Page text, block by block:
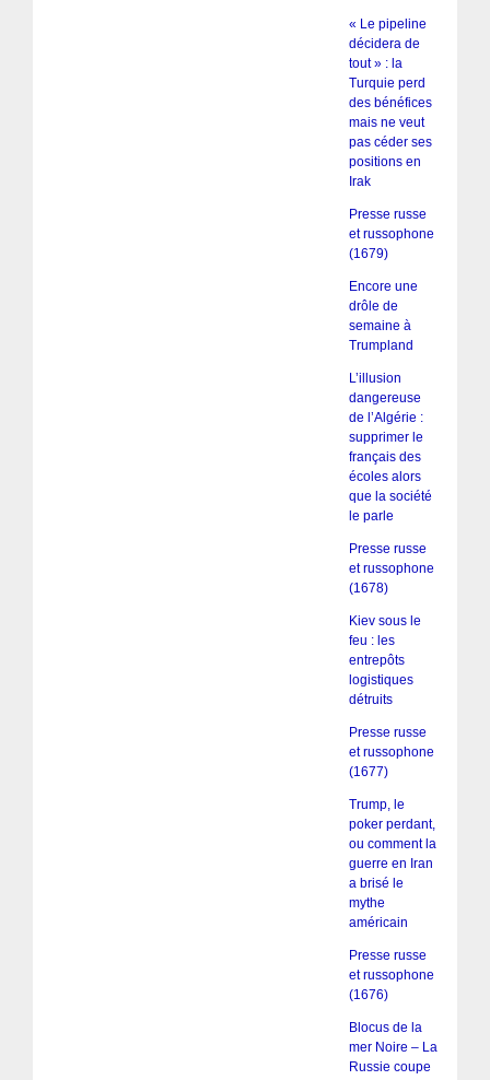
« Le pipeline
décidera de
tout » : la
Turquie perd
des bénéfices
mais ne veut
pas céder ses
positions en
Irak
Presse russe
et russophone
(1679)
Encore une
drôle de
semaine à
Trumpland
L’illusion
dangereuse
de l’Algérie :
supprimer le
français des
écoles alors
que la société
le parle
Presse russe
et russophone
(1678)
Kiev sous le
feu : les
entrepôts
logistiques
détruits
Presse russe
et russophone
(1677)
Trump, le
poker perdant,
ou comment la
guerre en Iran
a brisé le
mythe
américain
Presse russe
et russophone
(1676)
Blocus de la
mer Noire – La
Russie coupe